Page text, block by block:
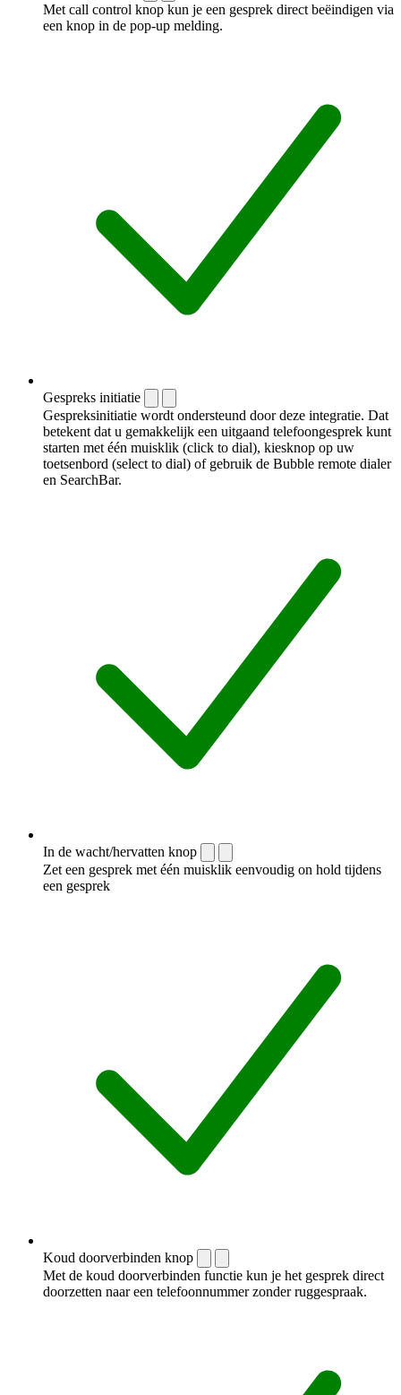
Met call control knop kun je een gesprek direct beëindigen via
een knop in de pop-up melding.
Gespreks initiatie
Gespreksinitiatie wordt ondersteund door deze integratie. Dat
betekent dat u gemakkelijk een uitgaand telefoongesprek kunt
starten met één muisklik (click to dial), kiesknop op uw
toetsenbord (select to dial) of gebruik de Bubble remote dialer
en SearchBar.
In de wacht/hervatten knop
Zet een gesprek met één muisklik eenvoudig on hold tijdens
een gesprek
Koud doorverbinden knop
Met de koud doorverbinden functie kun je het gesprek direct
doorzetten naar een telefoonnummer zonder ruggespraak.